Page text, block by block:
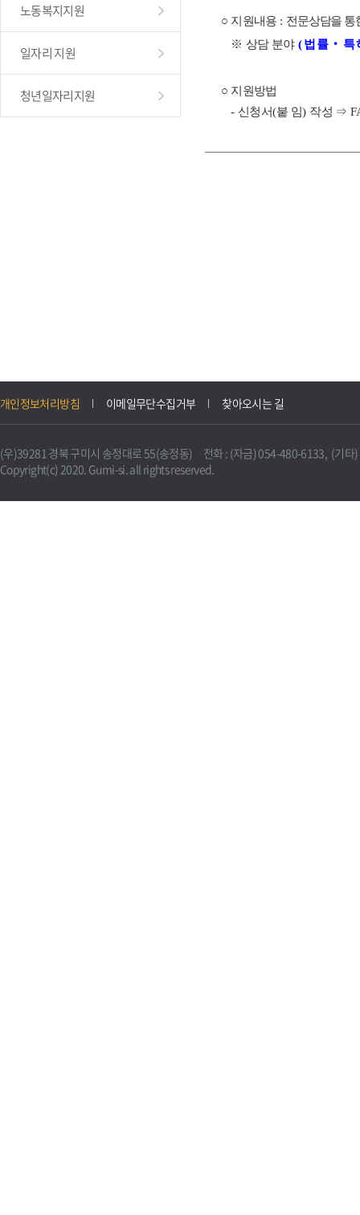
노동복지지원
일자리 지원
청년일자리지원
○ 지원내용 : 전문상담을 통
※ 상담 분야 (법률 ‧ 특
○ 지원방법
- 신청서(붙 임) 작성 ⇒
개인정보처리방침 이메일무단수집거부 찾아오시는 길
(우)39281 경북 구미시 송정대로 55(송정동) 전화 : (자금) 054-480-6133, (기타
Copyright(c) 2020. Gumi-si. all rights reserved.